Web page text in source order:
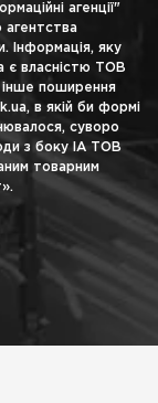
агенції"
агентства
Інформація, яку
є власністю ТОВ
інше поширення
в якій би формі
суворо
з боку ІА ТОВ
товарним